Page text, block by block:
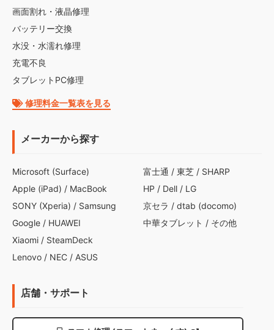
画面割れ・液晶修理
バッテリー交換
水没・水濡れ修理
充電不良
タブレットPC修理
修理料金一覧表を見る
メーカーから探す
Microsoft (Surface)
Apple (iPad) / MacBook
SONY (Xperia) / Samsung
Google / HUAWEI
Xiaomi / SteamDeck
Lenovo / NEC / ASUS
富士通 / 東芝 / SHARP
HP / Dell / LG
京セラ / dtab (docomo)
中華タブレット / その他
店舗・サポート